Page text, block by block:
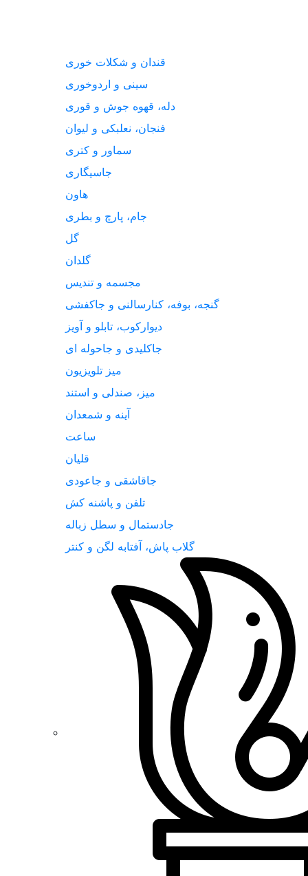
قندان و شکلات خوری
سینی و اردوخوری
دله، قهوه جوش و قوری
فنجان، نعلبکی و لیوان
سماور و کتری
جاسیگاری
هاون
جام، پارچ و بطری
گل
گلدان
مجسمه و تندیس
گنجه، بوفه، کنارسالنی و جاکفشی
دیوارکوب، تابلو و آویز
جاکلیدی و جاحوله ای
میز تلویزیون
میز، صندلی و استند
آینه و شمعدان
ساعت
قلیان
جاقاشقی و جاعودی
تلفن و پاشنه کش
جادستمال و سطل زباله
گلاب پاش، آفتابه لگن و کنتر